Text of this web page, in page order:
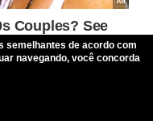
semelhantes de acordo com
navegando, você concorda